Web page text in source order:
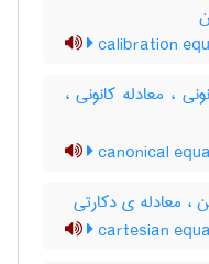
calibration
، معادله کانونی ،
canonical
، معادله ی دکارتی
cartesian